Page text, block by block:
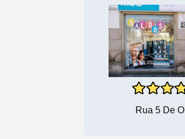
Rua 5 De